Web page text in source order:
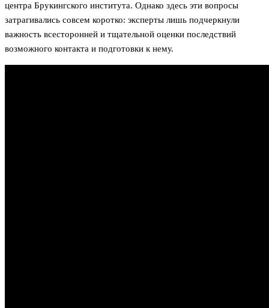
центра Брукингского института. Однако здесь эти вопросы
затрагивались совсем коротко: эксперты лишь подчеркнули
важность всесторонней и тщательной оценки последствий
возможного контакта и подготовки к нему.